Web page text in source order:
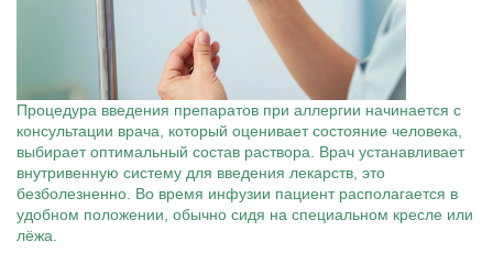
Процедура введения препаратов при аллергии начинается с
консультации врача, который оценивает состояние человека,
выбирает оптимальный состав раствора. Врач устанавливает
внутривенную систему для введения лекарств, это
безболезненно. Во время инфузии пациент располагается в
удобном положении, обычно сидя на специальном кресле или
лёжа.